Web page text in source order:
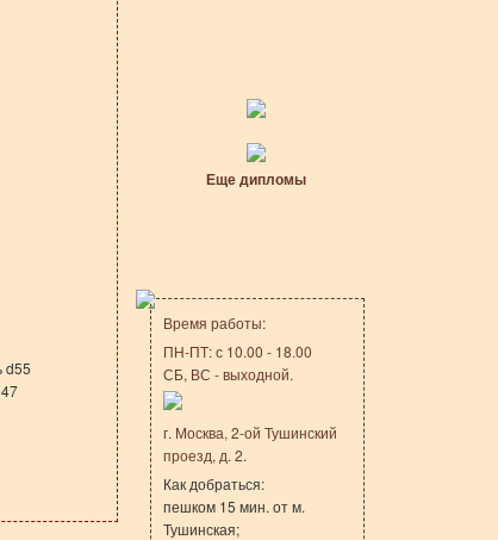
d55
Еще дипломы
Время работы:
ПН-ПТ: с 10.00 - 18.00
СБ, ВС - выходной.
г. Москва, 2-ой Тушинский
проезд, д. 2.
Как добраться:
пешком 15 мин. от м.
Тушинская;